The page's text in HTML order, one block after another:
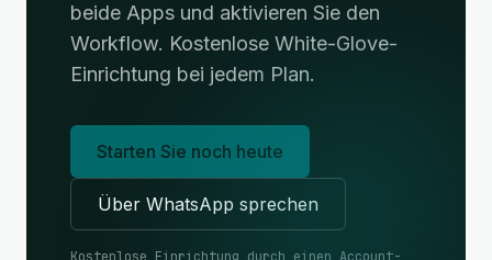
beide Apps und aktivieren Sie den
Workflow. Kostenlose White-Glove-
Einrichtung bei jedem Plan.
Starten Sie noch heute
Über WhatsApp sprechen